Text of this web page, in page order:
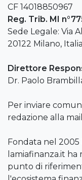
CF 14018850967
Reg. Trib. MI
Sede Legale: Via
20122 Milano, Italia
Direttore
Dr. Paolo
Per inviare
redazione alla
Fondata nel
lamiafinanza.it
punto di